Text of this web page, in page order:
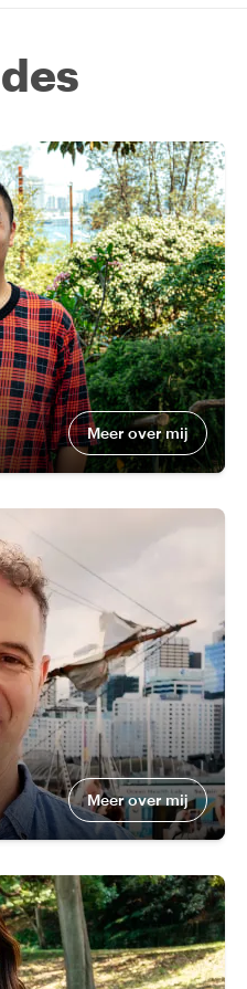
Meer over mij
Meer over mij